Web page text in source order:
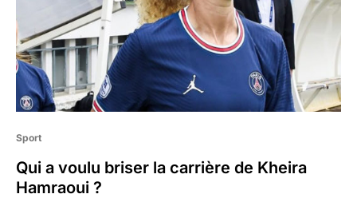
Sport
Qui a voulu briser la carrière de Kheira
Hamraoui ?